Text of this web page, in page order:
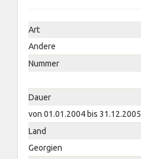
Art
Andere
Nummer
Dauer
von 01.01.2004 bis 31.12.2005
Land
Georgien